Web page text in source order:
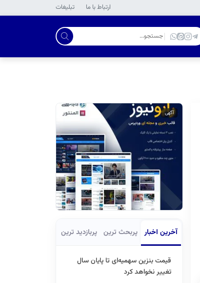
ارتباط با ما تبلیغات
آگهی
آخرین اخبار پربحث ترین پربازدید ترین
قیمت بنزین سهمیه‌ای تا پایان سال
تغییر نخواهد کرد